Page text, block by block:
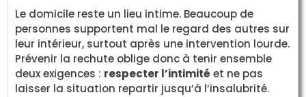
Le domicile reste un lieu intime. Beaucoup de
personnes supportent mal le regard des autres sur
leur intérieur, surtout après une intervention lourde.
Prévenir la rechute oblige donc à tenir ensemble
deux exigences : respecter l’intimité et ne pas
laisser la situation repartir jusqu’à l’insalubrité.